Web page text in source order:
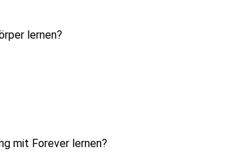
lernen?
mit Forever lernen?